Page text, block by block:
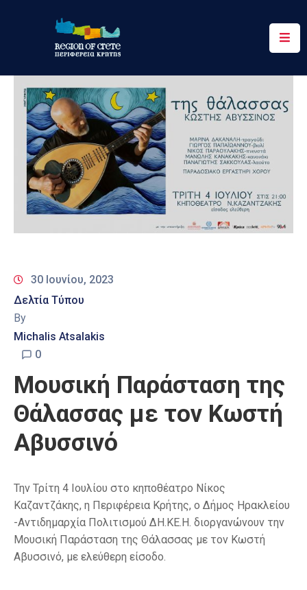
Περιφέρεια
Ενημέρωση
Έργα
Δράσεις
Ψηφιακές
Υπηρεσίες
Επικοινωνία
30 Ιουνίου, 2023
Δελτία Τύπου
By
Michalis Atsalakis
0
Μουσική Παράσταση της
Θάλασσας με τον Κωστή
Αβυσσινό
Την Τρίτη 4 Ιουλίου στο κηποθέατρο Νίκος
Καζαντζάκης, η Περιφέρεια Κρήτης, ο Δήμος Ηρακλείου
-Αντιδημαρχία Πολιτισμού ΔΗ.ΚΕ.Η. διοργανώνουν την
Μουσική Παράσταση της Θάλασσας με τον Κωστή
Αβυσσινό, με ελεύθερη είσοδο.